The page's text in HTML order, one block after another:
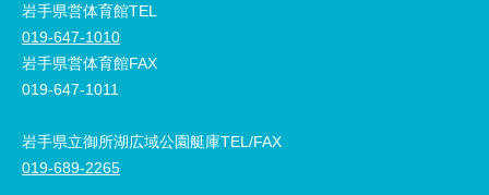
岩手県営体育館TEL
019-647-1010
岩手県営体育館FAX
019-647-1011
岩手県立御所湖広域公園艇庫TEL/FAX
019-689-2265